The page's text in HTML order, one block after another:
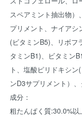
スペアミント抽出物
プリメント、ナイアシ
(ビタミンB5)、リボフ
タミンB1)、ビタミン
ト、塩酸ピリドキシ
ンD3サプリメント）
成分：
粗たんぱく質:30.0%以